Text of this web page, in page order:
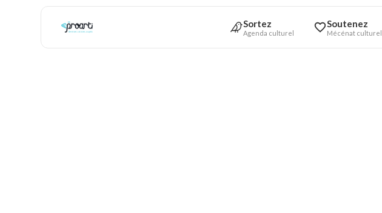
Sortez
Agenda culturel
Soutenez
Mécénat culturel